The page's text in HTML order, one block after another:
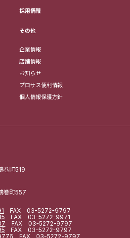
巻町519
巻町557
FAX 03-5272-9797
FAX 03-5272-9971
FAX 03-5272-9797
FAX 03-5272-9797
FAX 03-5272-9797
採用情報
その他
企業情報
店舗情報
お知らせ
プロサス便利情報
個人情報保護方針